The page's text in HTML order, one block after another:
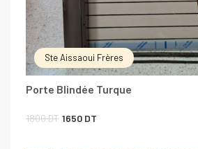
Ste Aissaoui Frères
Porte Blindée Turque
1800DT Le
1650 DT